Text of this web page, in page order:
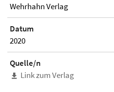
Wehrhahn Verlag
Datum
2020
Quelle/n
Link zum Verlag